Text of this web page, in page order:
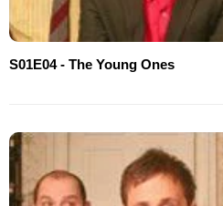
S01E04 - The Young Ones